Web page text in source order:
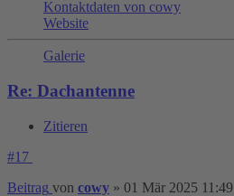
Kontaktdaten von cowy
Website
Galerie
Re: Dachantenne
Zitieren
#17
Beitrag von cowy » 01 Mär 2025 11:49